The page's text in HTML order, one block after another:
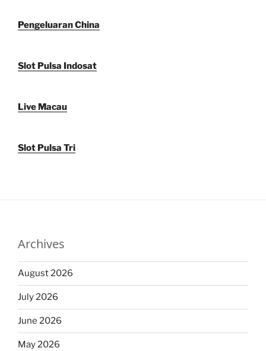
Pengeluaran China
Slot Pulsa Indosat
Live Macau
Slot Pulsa Tri
Archives
August 2026
July 2026
June 2026
May 2026